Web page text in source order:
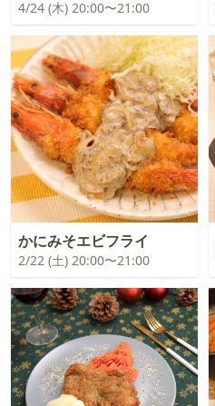
4/24 (木) 20:00〜21:00
かにみそエビフライ
2/22 (土) 20:00〜21:00